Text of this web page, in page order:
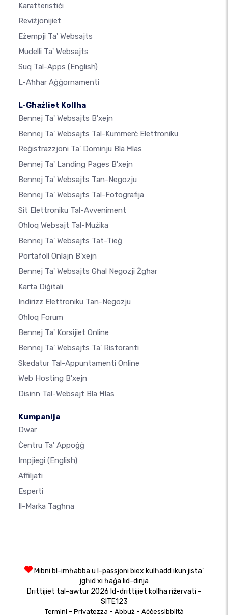
Karatteristiċi
Reviżjonijiet
Eżempji Ta' Websajts
Mudelli Ta' Websajts
Suq Tal-Apps (English)
L-Aħħar Aġġornamenti
L-Għażliet Kollha
Bennej Ta' Websajts B'xejn
Bennej Ta' Websajts Tal-Kummerċ Elettroniku
Reġistrazzjoni Ta' Dominju Bla Ħlas
Bennej Ta' Landing Pages B'xejn
Bennej Ta' Websajts Tan-Negozju
Bennej Ta' Websajts Tal-Fotografija
Sit Elettroniku Tal-Avveniment
Oħloq Websajt Tal-Mużika
Bennej Ta' Websajts Tat-Tieġ
Portafoll Onlajn B'xejn
Bennej Ta' Websajts Għal Negozji Żgħar
Karta Diġitali
Indirizz Elettroniku Tan-Negozju
Oħloq Forum
Bennej Ta' Korsijiet Online
Bennej Ta' Websajts Ta' Ristoranti
Skedatur Tal-Appuntamenti Online
Web Hosting B'xejn
Disinn Tal-Websajt Bla Ħlas
Kumpanija
Dwar
Ċentru Ta' Appoġġ
Impjiegi (English)
Affiljati
Esperti
Il-Marka Tagħna
Mibni bl-imħabba u l-passjoni biex kulħadd ikun jista’
jgħid xi ħaġa lid-dinja
Drittijiet tal-awtur 2026 Id-drittijiet kollha riżervati -
SITE123
Termini - Privatezza - Abbuż- Aċċessibbiltà